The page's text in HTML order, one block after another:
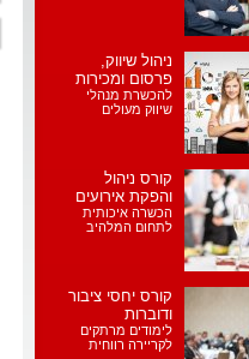
ניהול שיווק,
פרסום ומכירות
להכשרת מנהלי
שיווק מעולים
קורס ניהול
והפקת אירועים
הכשרה איכותית
לתחום המלהיב
קורס יחסי ציבור
ודוברות
לימודים מרתקים
לקריירה רווחית